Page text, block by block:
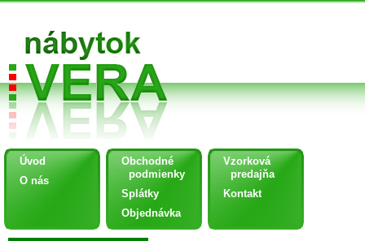
Úvod
O nás
Obchodné
podmienky
Splátky
Objednávka
Vzorková
predajňa
Kontakt